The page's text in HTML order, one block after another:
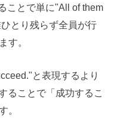
ことで単に"All of them
とり残らず全員が行
す。
と表現するより
ることで「成功するこ
。